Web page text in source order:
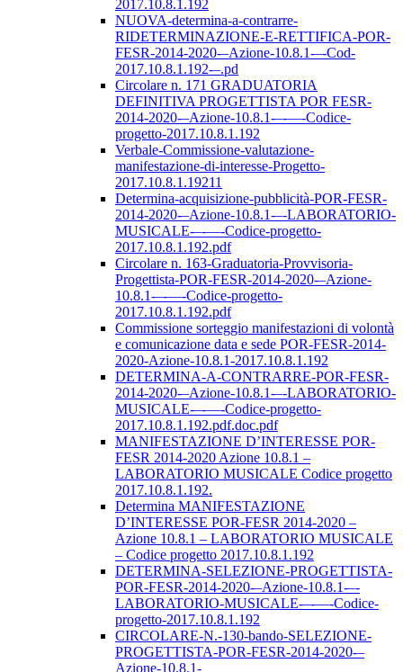
2017.10.8.1.192
NUOVA-determina-a-contrarre-
RIDETERMINAZIONE-E-RETTIFICA-POR-
FESR-2014-2020-–Azione-10.8.1-–-Cod-
2017.10.8.1.192-–.pd
Circolare n. 171 GRADUATORIA
DEFINITIVA PROGETTISTA POR FESR-
2014-2020-–Azione-10.8.1-–-––-Codice-
progetto-2017.10.8.1.192
Verbale-Commissione-valutazione-
manifestazione-di-interesse-Progetto-
2017.10.8.1.19211
Determina-acquisizione-pubblicità-POR-FESR-
2014-2020-–Azione-10.8.1-–-LABORATORIO-
MUSICALE-–-––-Codice-progetto-
2017.10.8.1.192.pdf
Circolare n. 163-Graduatoria-Provvisoria-
Progettista-POR-FESR-2014-2020-–Azione-
10.8.1-–-––-Codice-progetto-
2017.10.8.1.192.pdf
Commissione sorteggio manifestazioni di volontà
e comunicazione data e sede POR-FESR-2014-
2020-Azione-10.8.1-2017.10.8.1.192
DETERMINA-A-CONTRARRE-POR-FESR-
2014-2020-–Azione-10.8.1-–-LABORATORIO-
MUSICALE-–-––-Codice-progetto-
2017.10.8.1.192.pdf.doc.pdf
MANIFESTAZIONE D’INTERESSE POR-
FESR 2014-2020 Azione 10.8.1 –
LABORATORIO MUSICALE Codice progetto
2017.10.8.1.192.
Determina MANIFESTAZIONE
D’INTERESSE POR-FESR 2014-2020 –
Azione 10.8.1 – LABORATORIO MUSICALE
– Codice progetto 2017.10.8.1.192
DETERMINA-SELEZIONE-PROGETTISTA-
POR-FESR-2014-2020-–Azione-10.8.1-–-
LABORATORIO-MUSICALE-–-––-Codice-
progetto-2017.10.8.1.192
CIRCOLARE-N.-130-bando-SELEZIONE-
PROGETTISTA-POR-FESR-2014-2020-–
Azione-10.8.1-